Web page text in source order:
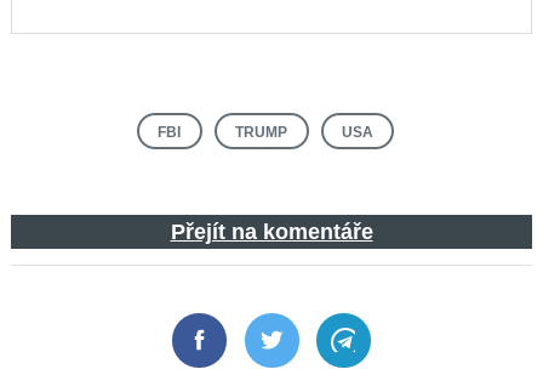
FBI TRUMP USA
Přejít na komentáře
FacebookTwitter Telegram